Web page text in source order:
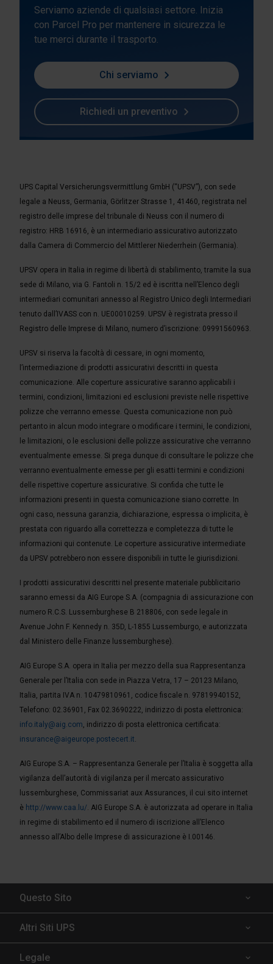
Serviamo aziende di qualsiasi settore. Inizia
con Parcel Pro per mantenere in sicurezza le
tue merci durante il trasporto.
Chi serviamo
Richiedi un preventivo
UPS Capital Versicherungsvermittlung GmbH (“UPSV”), con sede
legale a Neuss, Germania, Görlitzer Strasse 1, 41460, registrata nel
registro delle imprese del tribunale di Neuss con il numero di
registro: HRB 16916, è un intermediario assicurativo autorizzato
dalla Camera di Commercio del Mittlerer Niederrhein (Germania).
UPSV opera in Italia in regime di libertà di stabilimento, tramite la sua
sede di Milano, via G. Fantoli n. 15/2 ed è iscritta nell’Elenco degli
intermediari comunitari annesso al Registro Unico degli Intermediari
tenuto dall’IVASS con n. UE00010259. UPSV è registrata presso il
Registro delle Imprese di Milano, numero d’iscrizione: 09991560963.
UPSV si riserva la facoltà di cessare, in ogni momento,
l’intermediazione di prodotti assicurativi descritti in questa
comunicazione. Alle coperture assicurative saranno applicabili i
termini, condizioni, limitazioni ed esclusioni previste nelle rispettive
polizze che verranno emesse. Questa comunicazione non può
pertanto in alcun modo integrare o modificare i termini, le condizioni,
le limitazioni, o le esclusioni delle polizze assicurative che verranno
eventualmente emesse. Si prega dunque di consultare le polizze che
verranno eventualmente emesse per gli esatti termini e condizioni
delle rispettive coperture assicurative. Si confida che tutte le
informazioni presenti in questa comunicazione siano corrette. In
ogni caso, nessuna garanzia, dichiarazione, espressa o implicita, è
prestata con riguardo alla correttezza e completezza di tutte le
informazioni qui contenute. Le coperture assicurative intermediate
da UPSV potrebbero non essere disponibili in tutte le giurisdizioni.
I prodotti assicurativi descritti nel presente materiale pubblicitario
saranno emessi da AIG Europe S.A. (compagnia di assicurazione con
numero R.C.S. Lussemburghese B 218806, con sede legale in
Avenue John F. Kennedy n. 35D, L-1855 Lussemburgo, e autorizzata
dal Ministero delle Finanze lussemburghese).
AIG Europe S.A. opera in Italia per mezzo della sua Rappresentanza
Generale per l’Italia con sede in Piazza Vetra, 17 – 20123 Milano,
Italia, partita IVA n. 10479810961, codice fiscale n. 97819940152,
Telefono: 02.36901, Fax 02.3690222, indirizzo di posta elettronica:
info.italy@aig.com , indirizzo di posta elettronica certificata:
insurance@aigeurope.postecert.it
AIG Europe S.A. – Rappresentanza Generale per l’Italia è soggetta alla
vigilanza dell’autorità di vigilanza per il mercato assicurativo
lussemburghese, Commissariat aux Assurances, il cui sito internet
è http://www.caa.lu/ . AIG Europe S.A. è autorizzata ad operare in Italia
in regime di stabilimento ed il numero di iscrizione all’Elenco
annesso all’Albo delle Imprese di assicurazione è I.00146.
Questo Sito
Spedizioni assicurate
Altri Siti UPS
UPS Capital
Legale